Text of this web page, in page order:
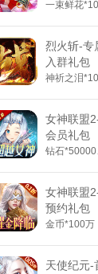
入群礼包
会员礼包
预约礼包